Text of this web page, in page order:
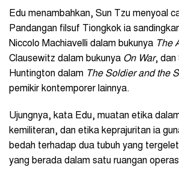
Edu menambahkan, Sun Tzu menyoal
Pandangan filsuf Tiongkok ia
Niccolo Machiavelli dalam bukunya The
Clausewitz dalam bukunya On War, dan
Huntington dalam The Soldier and the
pemikir kontemporer lainnya.
Ujungnya, kata Edu, muatan etika
kemiliteran, dan etika keprajuritan ia
bedah terhadap dua tubuh yang
yang berada dalam satu ruangan